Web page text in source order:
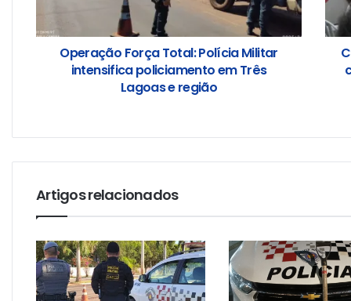
Operação Força Total: Polícia Militar
intensifica policiamento em Três
Lagoas e região
Artigos relacionados